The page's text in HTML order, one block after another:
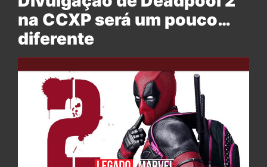
na CCXP será um pouco…
diferente